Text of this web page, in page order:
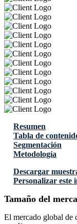
Resumen
Tabla de
Segmentación
Metodología
Descargar
Personalizar este
Tamaño del
El mercado global de